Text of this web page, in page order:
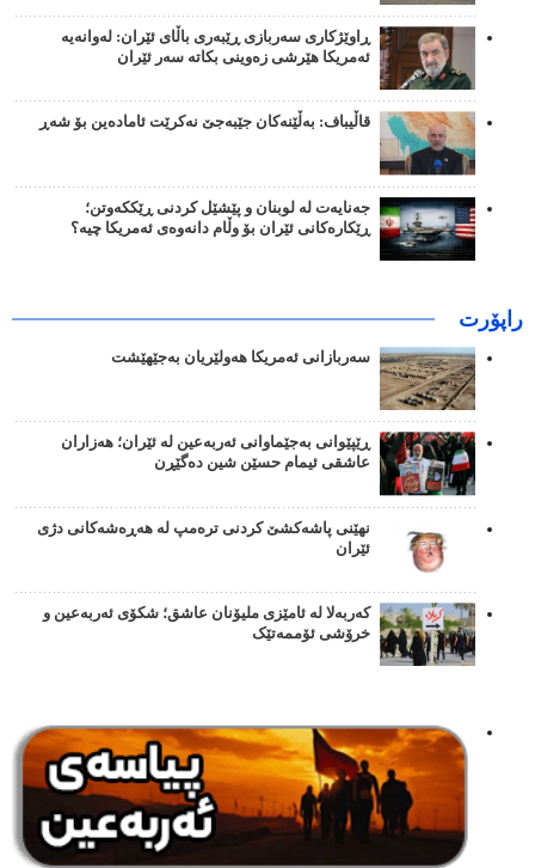
ڕاوێژکاری سەربازی ڕێبەری باڵای ئێران: لەوانەیە
ئەمریکا هێرشی زەوینی بکاتە سەر ئێران
قاڵیباف: بەڵێنەکان جێبەجێ نەکرێت ئامادەین بۆ شەڕ
جەنایەت لە لوبنان و پێشێل کردنی ڕێککەوتن؛
ڕێکارەکانی ئێران بۆ وڵام دانەوەی ئەمریکا چیە؟
راپۆرت
سەربازانی ئەمریکا هەولێریان بەجێهێشت
ڕێپێوانی بەجێماوانی ئەربەعین لە ئێران؛ هەزاران
عاشقی ئیمام حسێن شین دەگێڕن
نهێنی پاشەکشێ کردنی ترەمپ لە هەڕەشەکانی دژی
ئێران
کەربەلا لە ئامێزی ملیۆنان عاشق؛ شکۆی ئەربەعین و
خرۆشی ئۆممەتێک